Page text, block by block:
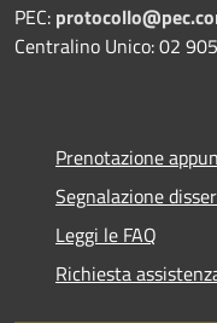
PEC:
Centralino Unico: 02
Prenotazione
Segnalazione
Leggi le FAQ
Richiesta